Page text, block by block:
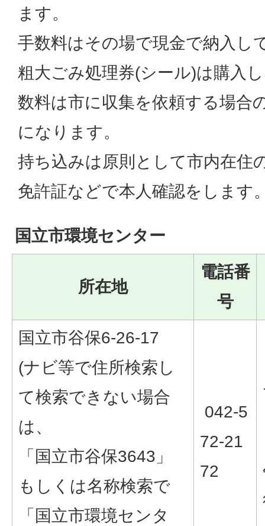
ます。
手数料はその場で現金で納入し
粗大ごみ処理券(シール)は購入
数料は市に収集を依頼する場合
になります。
持ち込みは原則として市内在住
免許証などで本人確認をします
国立市環境センター
所在地
電話番
号
国立市谷保6-26-17
(ナビ等で住所検索し
て検索できない場合
は、
「国立市谷保3643」
もしくは名称検索で
「国立市環境センタ
042-5
72-21
72